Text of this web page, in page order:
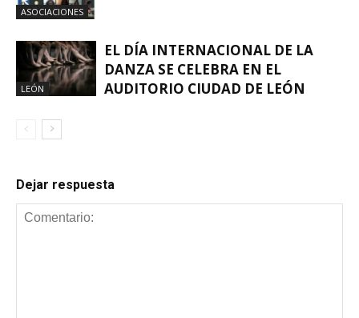
ASOCIACIONES
LEÓN
EL DÍA INTERNACIONAL DE LA
DANZA SE CELEBRA EN EL
AUDITORIO CIUDAD DE LEÓN
Dejar respuesta